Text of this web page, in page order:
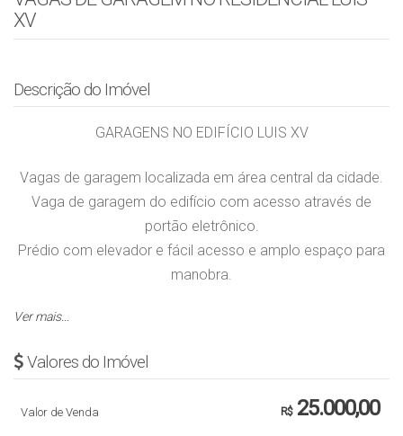
XV
Descrição do Imóvel
GARAGENS NO EDIFÍCIO LUIS XV
Vagas de garagem localizada em área central da cidade.
Vaga de garagem do edifício com acesso através de
portão eletrônico.
Prédio com elevador e fácil acesso e amplo espaço para
manobra.
Obs.: Valor sujeito a alteração sem aviso prévio.
Ver mais...
Valores do Imóvel
R$25.000,00
Valor de Venda